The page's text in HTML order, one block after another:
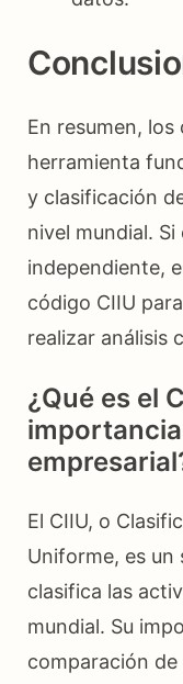
En resumen, los
herramienta
y clasificación
nivel mundial.
independiente,
código CIIU
realizar análisis
¿Qué es el
El CIIU, o
Uniforme, es un
clasifica las
mundial. Su
comparación